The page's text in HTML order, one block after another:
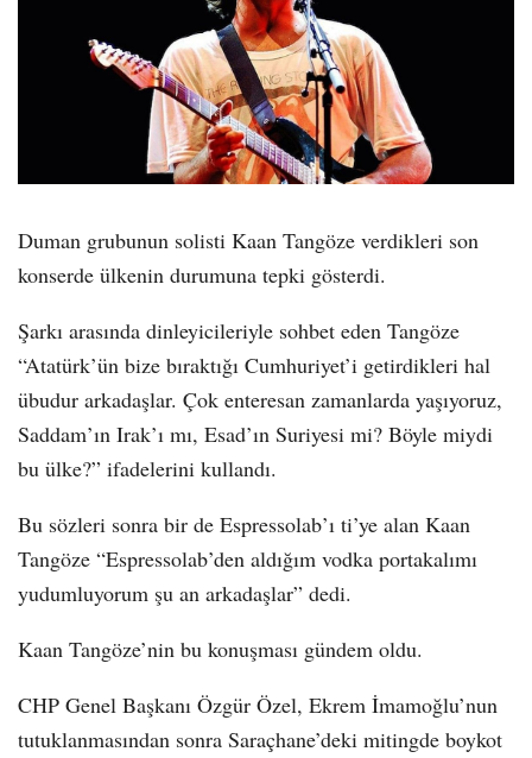
Duman grubunun solisti Kaan Tangöze verdikleri son
konserde ülkenin durumuna tepki gösterdi.
Şarkı arasında dinleyicileriyle sohbet eden Tangöze
“Atatürk’ün bize bıraktığı Cumhuriyet’i getirdikleri hal
übudur arkadaşlar. Çok enteresan zamanlarda yaşıyoruz,
Saddam’ın Irak’ı mı, Esad’ın Suriyesi mi? Böyle miydi
bu ülke?” ifadelerini kullandı.
Bu sözleri sonra bir de Espressolab’ı ti’ye alan Kaan
Tangöze “Espressolab’den aldığım vodka portakalımı
yudumluyorum şu an arkadaşlar” dedi.
Kaan Tangöze’nin bu konuşması gündem oldu.
CHP Genel Başkanı Özgür Özel, Ekrem İmamoğlu’nun
tutuklanmasından sonra Saraçhane’deki mitingde boykot